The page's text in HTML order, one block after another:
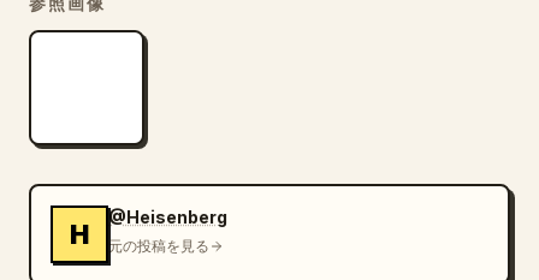
H
@Heisenberg
元の投稿を見る